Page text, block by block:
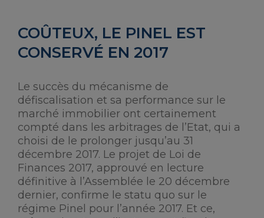
COÛTEUX, LE PINEL EST
CONSERVÉ EN 2017
Le succès du mécanisme de
défiscalisation et sa performance sur le
marché immobilier ont certainement
compté dans les arbitrages de l’Etat, qui a
choisi de le prolonger jusqu’au 31
décembre 2017. Le projet de Loi de
Finances 2017, approuvé en lecture
définitive à l’Assemblée le 20 décembre
dernier, confirme le statu quo sur le
régime Pinel pour l’année 2017. Et ce,